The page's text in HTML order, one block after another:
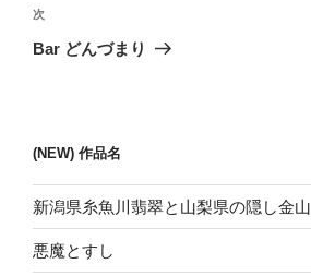
ビ
ゲ
ン
稿
次
の
次
Bar どんづまり
(NEW) 作品名
新潟県糸魚川翡翠と山梨県の隠し金山
悪魔とすし